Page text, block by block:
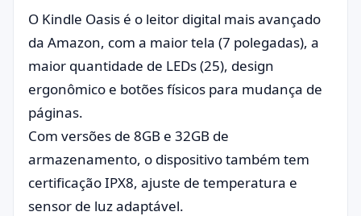
O Kindle Oasis é o leitor digital mais avançado
da Amazon, com a maior tela (7 polegadas), a
maior quantidade de LEDs (25), design
ergonômico e botões físicos para mudança de
páginas.
Com versões de 8GB e 32GB de
armazenamento, o dispositivo também tem
certificação IPX8, ajuste de temperatura e
sensor de luz adaptável.